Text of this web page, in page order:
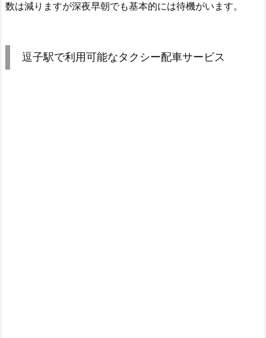
数は減りますが深夜早朝でも基本的には待機がいます。
逗子駅で利用可能なタクシー配車サービス